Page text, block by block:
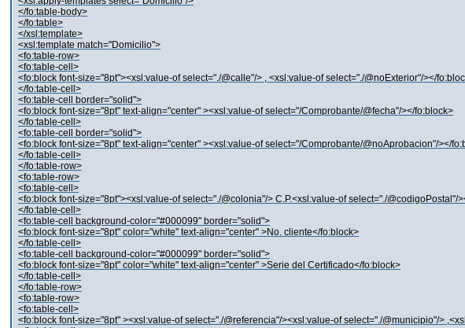
</fo:table-body>
</fo:table>
</xsl:template>
<xsl:template match="Domicilio">
<fo:table-row>
<fo:table-cell>
<fo:block font-size="8pt"><xsl:value-of select="./@calle"/> , <xsl:value-of select="./@noExterior"/></
</fo:table-cell>
<fo:table-cell border="solid">
<fo:block font-size="8pt" text-align="center" ><xsl:value-of select="/Comprobante/@fecha"/></fo:block>
</fo:table-cell>
<fo:table-cell border="solid">
<fo:block font-size="8pt" text-align="center" ><xsl:value-of select="/Comprobante/@noAprobacion"/></
</fo:table-cell>
</fo:table-row>
<fo:table-row>
<fo:table-cell>
<fo:block font-size="8pt"><xsl:value-of select="./@colonia"/> C.P.<xsl:value-of select="./@codigoPostal"/
</fo:table-cell>
<fo:table-cell background-color="#000099" border="solid">
<fo:block font-size="8pt" color="white" text-align="center" >No. cliente</fo:block>
</fo:table-cell>
<fo:table-cell background-color="#000099" border="solid">
<fo:block font-size="8pt" color="white" text-align="center" >Serie del Certificado</fo:block>
</fo:table-cell>
</fo:table-row>
<fo:table-row>
<fo:table-cell>
<fo:block font-size="8pt" ><xsl:value-of select="./@referencia"/><xsl:value-of select="./@municipio"/>